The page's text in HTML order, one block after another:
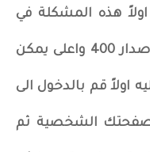
هذه المشكلة في
تحديث فيسبوك اصدار 404 او اصدار 400 واعلى يمكن
اولاً قم بالدخول الى
صفحتك الشخصية ثم